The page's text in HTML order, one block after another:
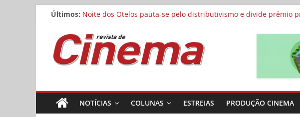
Pular
conteúdo
Últimos: Noite dos Otelos pauta-se pelo distributivismo e divide prêmio
Estão abertas as inscrições para o Festival Curta Cinema
Concurso Cine.Ema abre inscrições para alunos de escolas
Matheus Nachtergaele e Gregório Duvivier protagonizam
Revista
de
Cinema
NOTÍCIAS COLUNAS ESTREIAS PRODUÇÃO CINEMA